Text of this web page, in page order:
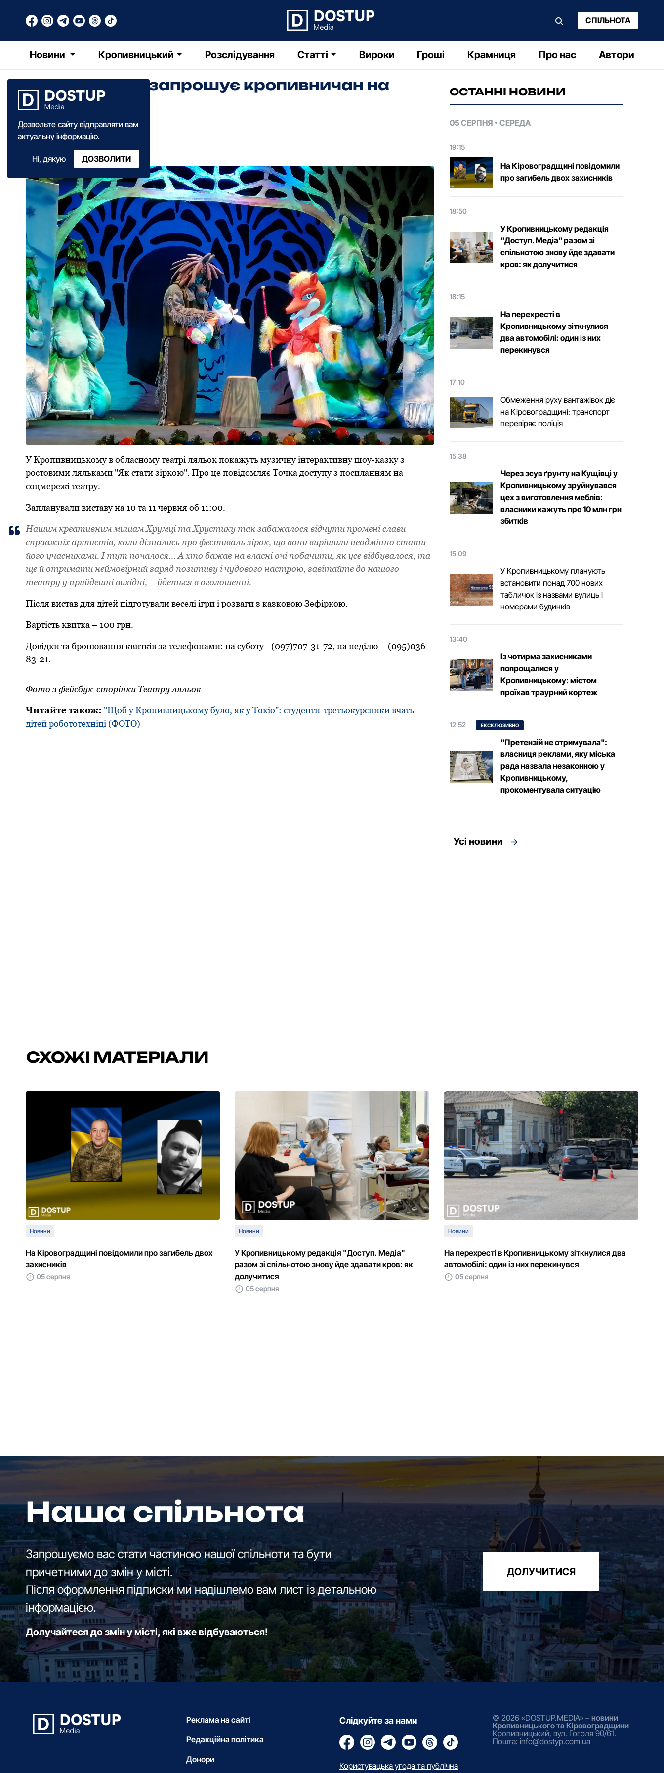
СПІЛЬНОТА
Новини Кропивницький Розслідування Статті Вироки Гроші Крамниця Про нас Автори
Дозвольте сайту відправляти вам
актуальну інформацію.
Ні, дякую ДОЗВОЛИТИ
Театр ляльок запрошує кропивничан на
шоу-казку
Анастасія Ковальова
09 червня·2023
У Кропивницькому в обласному театрі ляльок покажуть музичну інтерактивну шоу-казку з
ростовими ляльками "Як стати зіркою". Про це повідомляє Точка доступу з посиланням на
соцмережі театру.
Запланували виставу на 10 та 11 червня об 11:00.
Нашим креативним мишам Хрумці та Хрустику так забажалося відчути промені слави
справжніх артистів, коли дізнались про фестиваль зірок, що вони вирішили неодмінно стати
його учасниками. І тут почалося... А хто бажає на власні очі побачити, як усе відбувалося, та
ще й отримати неймовірний заряд позитиву і чудового настрою, завітайте до нашого
театру у прийдешні вихідні, – йдеться в оголошенні.
Після вистав для дітей підготували веселі ігри і розваги з казковою Зефіркою.
Вартість квитка – 100 грн.
Довідки та бронювання квитків за телефонами: на суботу - (097)707-31-72, на неділю – (095)036-
83-21.
Фото з фейсбук-сторінки Театру ляльок
Читайте також: "Щоб у Кропивницькому було, як у Токіо": студенти-третьокурсники вчать
дітей робототехніці (ФОТО)
ОСТАННІ НОВИНИ
05 СЕРПНЯ СЕРЕДА
19:15
На Кіровоградщині повідомили
про загибель двох захисників
18:50
У Кропивницькому редакція
"Доступ. Медіа" разом зі
спільнотою знову йде здавати
кров: як долучитися
18:15
На перехресті в
Кропивницькому зіткнулися
два автомобілі: один із них
перекинувся
17:10
Обмеження руху вантажівок діє
на Кіровоградщині: транспорт
перевіряє поліція
15:38
Через зсув ґрунту на Кущівці у
Кропивницькому зруйнувався
цех з виготовлення меблів:
власники кажуть про 10 млн грн
збитків
15:09
У Кропивницькому планують
встановити понад 700 нових
табличок із назвами вулиць і
номерами будинків
13:40
Із чотирма захисниками
попрощалися у
Кропивницькому: містом
проїхав траурний кортеж
12:52 ЕКСКЛЮЗИВНО
"Претензій не отримувала":
власниця реклами, яку міська
рада назвала незаконною у
Кропивницькому,
прокоментувала ситуацію
Усі новини
СХОЖІ МАТЕРІАЛИ
Новини
На Кіровоградщині повідомили про загибель двох
захисників
05 серпня
Новини
У Кропивницькому редакція "Доступ. Медіа"
разом зі спільнотою знову йде здавати кров: як
долучитися
05 серпня
Новини
На перехресті в Кропивницькому зіткнулися два
автомобілі: один із них перекинувся
05 серпня
Наша спільнота
Запрошуємо вас стати частиною нашої спільноти та бути
причетними до змін у місті.
Після оформлення підписки ми надішлемо вам лист із детальною
інформацією.
Долучайтеся до змін у місті, які вже відбуваються!
ДОЛУЧИТИСЯ
Реклама на сайті
Редакційна політика
Донори
Слідкуйте за нами
Користувацька угода та публічна
© 2026 «DOSTUP.MEDIA» – новини
Кропивницького та Кіровоградщини
Кропивницький, вул. Гоголя 90/61.
Пошта: info@dostyp.com.ua